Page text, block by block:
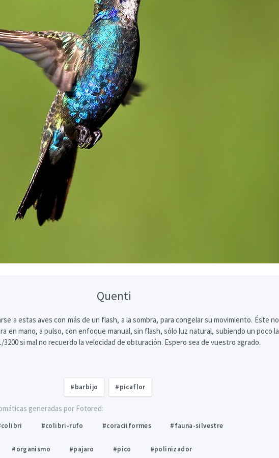
Quenti
a estas aves con más de un flash, a la sombra, para congelar su movimiento. Éste no
en mano, a pulso, con enfoque manual, sin flash, sólo luz natural, subiendo un poco la
3200 si mal no recuerdo la velocidad de obturación. Espero sea de vuestro agrado.
#barbijo #picaflor
generadas por Fotored:
#colibri-rufo #coraciiformes #fauna-silvestre
#organismo #pajaro #pico #polinizador